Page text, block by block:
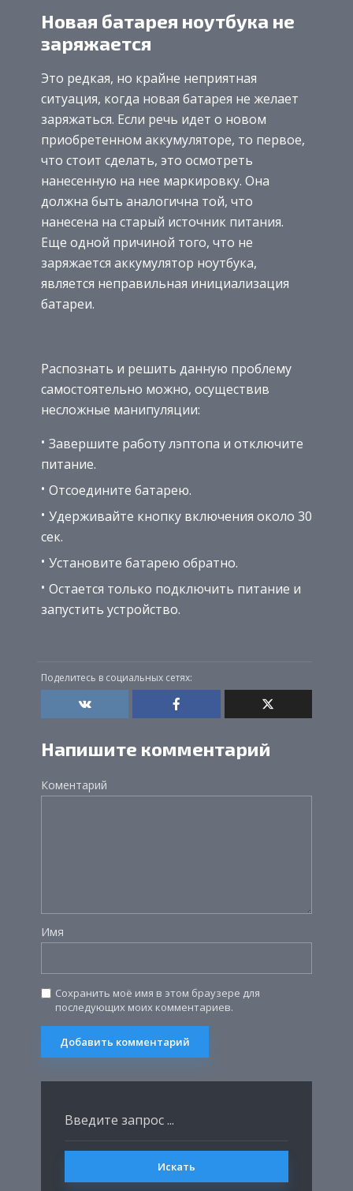
Новая батарея ноутбука не
заряжается
Это редкая, но крайне неприятная
ситуация, когда новая батарея не желает
заряжаться. Если речь идет о новом
приобретенном аккумуляторе, то первое,
что стоит сделать, это осмотреть
нанесенную на нее маркировку. Она
должна быть аналогична той, что
нанесена на старый источник питания.
Еще одной причиной того, что не
заряжается аккумулятор ноутбука,
является неправильная инициализация
батареи.
Распознать и решить данную проблему
самостоятельно можно, осуществив
несложные манипуляции:
Завершите работу лэптопа и отключите
питание.
Отсоедините батарею.
Удерживайте кнопку включения около 30
сек.
Установите батарею обратно.
Остается только подключить питание и
запустить устройство.
Поделитесь в социальных сетях:
Напишите комментарий
Коментарий
Имя
Сохранить моё имя в этом браузере для
последующих моих комментариев.
Искать